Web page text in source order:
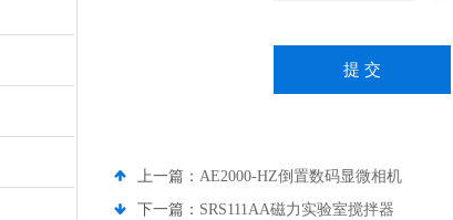
上一篇： AE2000-HZ倒置数码显微相机
下一篇： SRS111AA磁力实验室搅拌器